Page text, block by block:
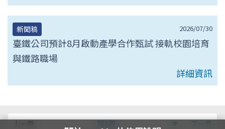
2026/07/30
新聞稿
臺鐵公司預計8月啟動產學合作甄試 接軌校園培育
與鐵路職場
詳細資訊
上一頁 第
第1頁
下一頁